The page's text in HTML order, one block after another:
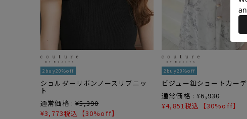
2buy20%off
ショルダーリボンノースリブニッ
ト
通常価格 : ¥5,390
¥3,773税込 【30%off】
2buy20%off
ビジュー釦ショートカーデ
通常価格 : ¥6,930
¥4,851税込 【30%off】